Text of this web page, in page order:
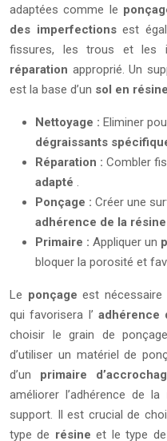
adaptées comme le
des imperfectionsest
fissures, les trous et les
réparation approprié. Un
est la base d’un sol en résine
Nettoyage : Eliminer
dégraissants
Réparation : Combler
adapté .
Ponçage : Créer une
adhérence de la résine
Primaire : Appliquer un
bloquer la porosité et
Le ponçageest
qui favorisera l’ adhérence
choisir le grain de
d’utiliser un matériel de
d’un primaire
améliorer l’adhérence de la
support. Il est crucial de
type de résineet le type